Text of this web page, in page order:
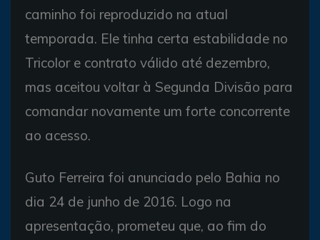
caminho foi reproduzido na atual
temporada. Ele tinha certa estabilidade no
Tricolor e contrato válido até dezembro,
mas aceitou voltar à Segunda Divisão para
comandar novamente um forte concorrente
ao acesso.
Guto Ferreira foi anunciado pelo Bahia no
dia 24 de junho de 2016. Logo na
apresentação, prometeu que, ao fim do